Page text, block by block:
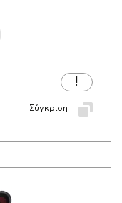
Σύγκριση